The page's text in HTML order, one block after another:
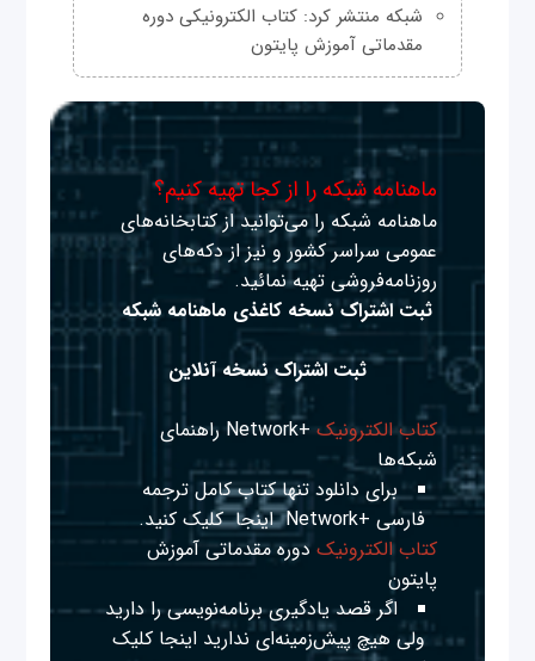
شبکه منتشر کرد: کتاب الکترونیکی دوره
مقدماتی آموزش پایتون
ماهنامه شبکه را از کجا تهیه کنیم؟
ماهنامه شبکه را می‌توانید از کتابخانه‌های
عمومی سراسر کشور و نیز از دکه‌های
روزنامه‌فروشی تهیه نمائید.
ثبت اشتراک نسخه کاغذی ماهنامه شبکه
ثبت اشتراک نسخه آنلاین
کتاب الکترونیک
+Network راهنمای
شبکه‌ها
برای دانلود تنها کتاب کامل ترجمه
فارسی +Network
اینجا کلیک کنید.
کتاب الکترونیک دوره مقدماتی آموزش
پایتون
اگر قصد یادگیری برنامه‌نویسی را دارید
ولی هیچ پیش‌زمینه‌ای نداریداینجا کلیک